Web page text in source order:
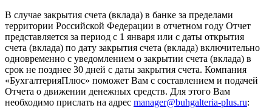
В случае закрытия счета (вклада) в банке за пределами
территории Российской Федерации в отчетном году Отчет
представляется за период с 1 января или с даты открытия
счета (вклада) по дату закрытия счета (вклада) включительно
одновременно с уведомлением о закрытии счета (вклада) в
срок не позднее 30 дней с даты закрытия счета. Компания
«БухгалтерияПлюс» поможет Вам с составлением и подачей
Отчета о движении денежных средств. Для этого Вам
необходимо прислать на адрес manager@buhgalteria-plus.ru: